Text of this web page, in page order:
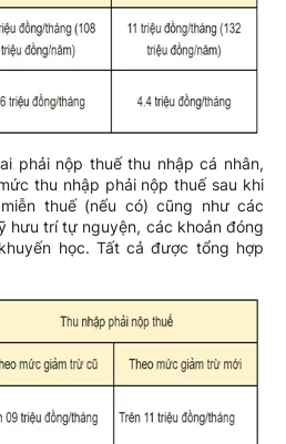
phải nộp thuế thu nhập cá nhân,
thu nhập phải nộp thuế sau khi
thuế (nếu có) cũng như các
hưu trí tự nguyện, các khoản đóng
học. Tất cả được tổng hợp